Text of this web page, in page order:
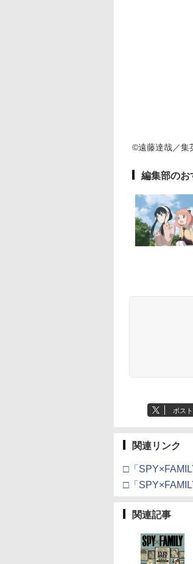
©遠藤達哉／集
編集部のお
ポスト
関連リンク
□「
□「
関連記事